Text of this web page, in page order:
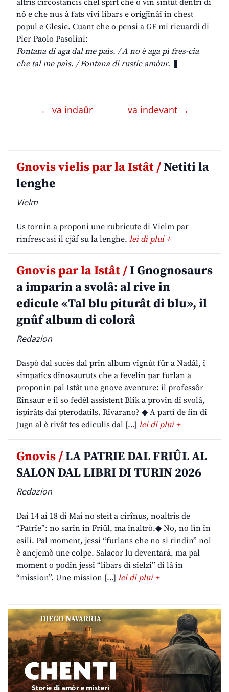
altris circostancis chel spirt che o vin sintût dentri di
nô e che nus à fats vivi libars e origjinâi in chest
popul e Glesie. Cuant che o pensi a GF mi ricuardi di
Pier Paolo Pasolini:
Fontana di aga dal me paìs. / A no è aga pì fres-cia
che tal me paìs. / Fontana di rustic amòur.
← va indaûr va indevant →
Gnovis vielis par la Istât /Netiti la
lenghe
Vielm
Us tornin a proponi une rubricute di Vielm par
rinfrescasi il cjâf su la lenghe. lei di plui +
Gnovis par la Istât /I Gnognosaurs
a imparin a svolâ: al rive in
edicule «Tal blu piturât di blu», il
gnûf album di colorâ
Redazion
Daspò dal sucès dal prin album vignût fûr a Nadâl, i
simpatics dinosauruts che a fevelin par furlan a
proponin pal Istât une gnove aventure: il professôr
Einsaur e il so fedêl assistent Blik a provin di svolâ,
ispirâts dai pterodatils. Rivarano? ◆ A partî de fin di
Jugn al è rivât tes ediculis dal […] lei di plui +
Gnovis /LA PATRIE DAL FRIÛL AL
SALON DAL LIBRI DI TURIN 2026
Redazion
Dai 14 ai 18 di Mai no steit a cirînus, noaltris de
“Patrie”: no sarin in Friûl, ma inaltrò.◆ No, no lìn in
esili. Pal moment, jessi “furlans che no si rindin” nol
è ancjemò une colpe. Salacor lu deventarà, ma pal
moment o podin jessi “libars di sielzi” di lâ in
“mission”. Une mission […] lei di plui +